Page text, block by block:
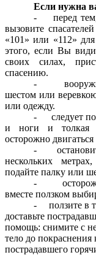
Если нужна
- перед тем,
вызовите
«101» или «112»
этого, если Вы
своих силах,
спасению.
-
шестом или
или одежду.
- следует
и ноги и толкая
осторожно
-
нескольких
подайте палку или
- осторожно
вместе ползком
- ползите в
доставьте
помощь: снимите с
тело до
пострадавшего